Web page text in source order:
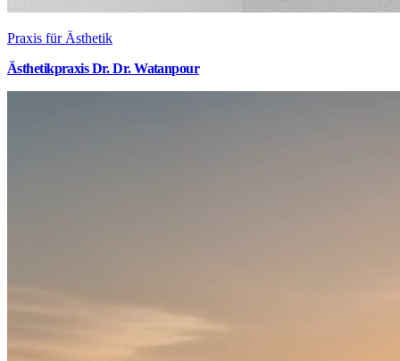
Praxis für Ästhetik
Ästhetikpraxis Dr. Dr. Watanpour